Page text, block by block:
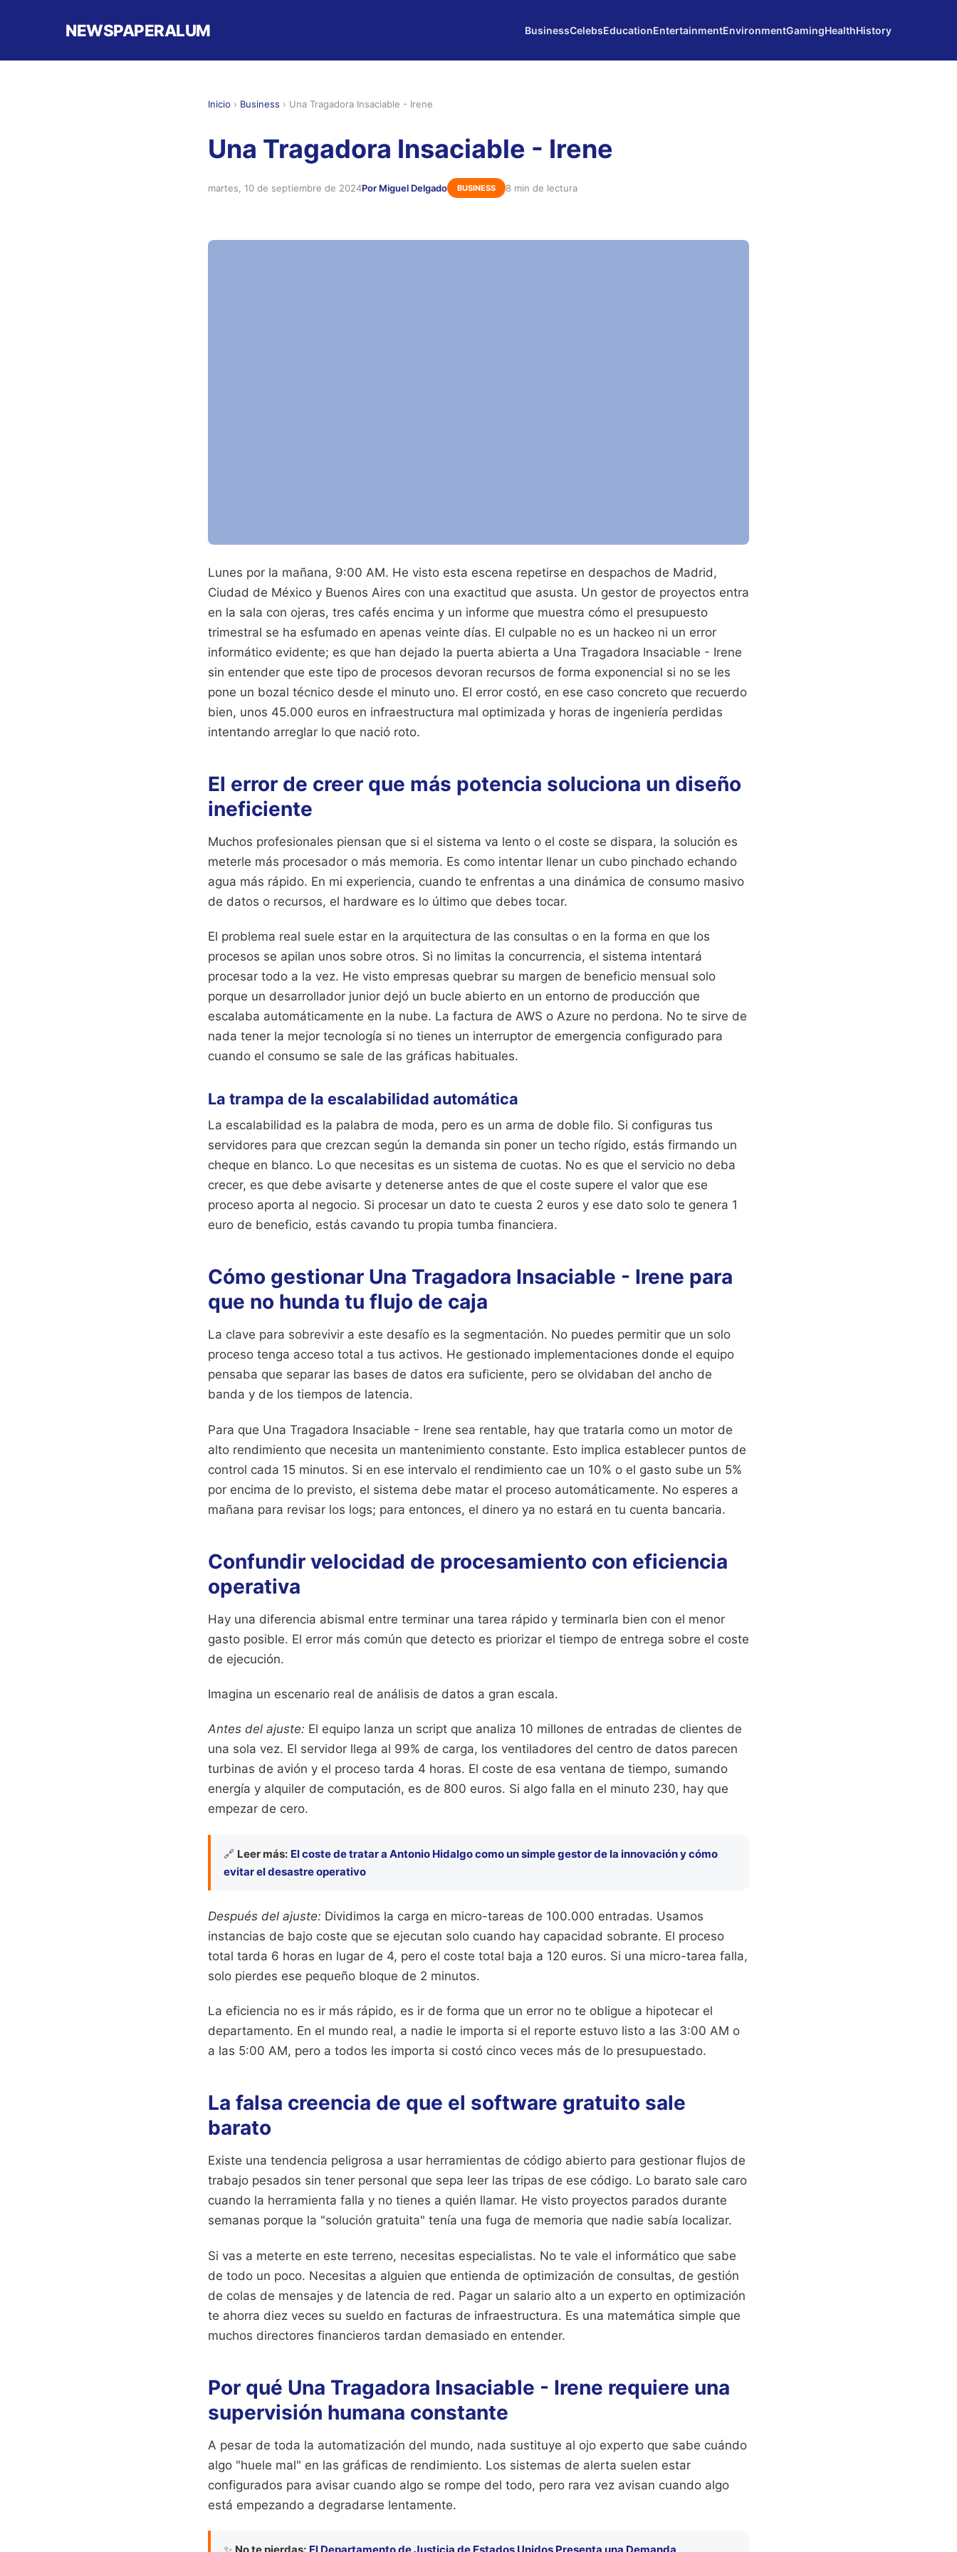
NEWSPAPERALUM BusinessCelebsEducationEntertainmentEnvironmentGamingHealthHistory
Inicio › Business › Una Tragadora Insaciable - Irene
Una Tragadora Insaciable - Irene
martes, 10 de septiembre de 2024Por Miguel Delgado BUSINESS 8 min de lectura
Lunes por la mañana, 9:00 AM. He visto esta escena repetirse en despachos de Madrid,
Ciudad de México y Buenos Aires con una exactitud que asusta. Un gestor de proyectos entra
en la sala con ojeras, tres cafés encima y un informe que muestra cómo el presupuesto
trimestral se ha esfumado en apenas veinte días. El culpable no es un hackeo ni un error
informático evidente; es que han dejado la puerta abierta a Una Tragadora Insaciable - Irene
sin entender que este tipo de procesos devoran recursos de forma exponencial si no se les
pone un bozal técnico desde el minuto uno. El error costó, en ese caso concreto que recuerdo
bien, unos 45.000 euros en infraestructura mal optimizada y horas de ingeniería perdidas
intentando arreglar lo que nació roto.
El error de creer que más potencia soluciona un diseño
ineficiente
Muchos profesionales piensan que si el sistema va lento o el coste se dispara, la solución es
meterle más procesador o más memoria. Es como intentar llenar un cubo pinchado echando
agua más rápido. En mi experiencia, cuando te enfrentas a una dinámica de consumo masivo
de datos o recursos, el hardware es lo último que debes tocar.
El problema real suele estar en la arquitectura de las consultas o en la forma en que los
procesos se apilan unos sobre otros. Si no limitas la concurrencia, el sistema intentará
procesar todo a la vez. He visto empresas quebrar su margen de beneficio mensual solo
porque un desarrollador junior dejó un bucle abierto en un entorno de producción que
escalaba automáticamente en la nube. La factura de AWS o Azure no perdona. No te sirve de
nada tener la mejor tecnología si no tienes un interruptor de emergencia configurado para
cuando el consumo se sale de las gráficas habituales.
La trampa de la escalabilidad automática
La escalabilidad es la palabra de moda, pero es un arma de doble filo. Si configuras tus
servidores para que crezcan según la demanda sin poner un techo rígido, estás firmando un
cheque en blanco. Lo que necesitas es un sistema de cuotas. No es que el servicio no deba
crecer, es que debe avisarte y detenerse antes de que el coste supere el valor que ese
proceso aporta al negocio. Si procesar un dato te cuesta 2 euros y ese dato solo te genera 1
euro de beneficio, estás cavando tu propia tumba financiera.
Cómo gestionar Una Tragadora Insaciable - Irene para
que no hunda tu flujo de caja
La clave para sobrevivir a este desafío es la segmentación. No puedes permitir que un solo
proceso tenga acceso total a tus activos. He gestionado implementaciones donde el equipo
pensaba que separar las bases de datos era suficiente, pero se olvidaban del ancho de
banda y de los tiempos de latencia.
Para que Una Tragadora Insaciable - Irene sea rentable, hay que tratarla como un motor de
alto rendimiento que necesita un mantenimiento constante. Esto implica establecer puntos de
control cada 15 minutos. Si en ese intervalo el rendimiento cae un 10% o el gasto sube un 5%
por encima de lo previsto, el sistema debe matar el proceso automáticamente. No esperes a
mañana para revisar los logs; para entonces, el dinero ya no estará en tu cuenta bancaria.
Confundir velocidad de procesamiento con eficiencia
operativa
Hay una diferencia abismal entre terminar una tarea rápido y terminarla bien con el menor
gasto posible. El error más común que detecto es priorizar el tiempo de entrega sobre el coste
de ejecución.
Imagina un escenario real de análisis de datos a gran escala.
Antes del ajuste: El equipo lanza un script que analiza 10 millones de entradas de clientes de
una sola vez. El servidor llega al 99% de carga, los ventiladores del centro de datos parecen
turbinas de avión y el proceso tarda 4 horas. El coste de esa ventana de tiempo, sumando
energía y alquiler de computación, es de 800 euros. Si algo falla en el minuto 230, hay que
empezar de cero.
🔗 Leer más: El coste de tratar a Antonio Hidalgo como un simple gestor de la innovación y cómo
evitar el desastre operativo
Después del ajuste: Dividimos la carga en micro-tareas de 100.000 entradas. Usamos
instancias de bajo coste que se ejecutan solo cuando hay capacidad sobrante. El proceso
total tarda 6 horas en lugar de 4, pero el coste total baja a 120 euros. Si una micro-tarea falla,
solo pierdes ese pequeño bloque de 2 minutos.
La eficiencia no es ir más rápido, es ir de forma que un error no te obligue a hipotecar el
departamento. En el mundo real, a nadie le importa si el reporte estuvo listo a las 3:00 AM o
a las 5:00 AM, pero a todos les importa si costó cinco veces más de lo presupuestado.
La falsa creencia de que el software gratuito sale
barato
Existe una tendencia peligrosa a usar herramientas de código abierto para gestionar flujos de
trabajo pesados sin tener personal que sepa leer las tripas de ese código. Lo barato sale caro
cuando la herramienta falla y no tienes a quién llamar. He visto proyectos parados durante
semanas porque la "solución gratuita" tenía una fuga de memoria que nadie sabía localizar.
Si vas a meterte en este terreno, necesitas especialistas. No te vale el informático que sabe
de todo un poco. Necesitas a alguien que entienda de optimización de consultas, de gestión
de colas de mensajes y de latencia de red. Pagar un salario alto a un experto en optimización
te ahorra diez veces su sueldo en facturas de infraestructura. Es una matemática simple que
muchos directores financieros tardan demasiado en entender.
Por qué Una Tragadora Insaciable - Irene requiere una
supervisión humana constante
A pesar de toda la automatización del mundo, nada sustituye al ojo experto que sabe cuándo
algo "huele mal" en las gráficas de rendimiento. Los sistemas de alerta suelen estar
configurados para avisar cuando algo se rompe del todo, pero rara vez avisan cuando algo
está empezando a degradarse lentamente.